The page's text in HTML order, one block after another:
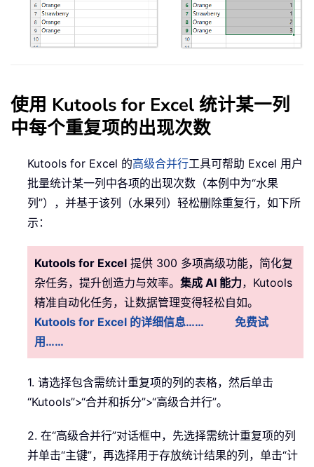
使用 Kutools for Excel 统计某一列
中每个重复项的出现次数
Kutools for Excel 的高级合并行工具可帮助 Excel 用户
批量统计某一列中各项的出现次数（本例中为“水果
列”），并基于该列（水果列）轻松删除重复行，如下所
示：
Kutools for Excel 提供 300 多项高级功能，简化复
杂任务，提升创造力与效率。 集成 AI 能力，Kutools
精准自动化任务，让数据管理变得轻松自如。
Kutools for Excel 的详细信息……
免费试
用……
1. 请选择包含需统计重复项的列的表格，然后单击
“Kutools”>“合并和拆分”>“高级合并行”。
2. 在“高级合并行”对话框中，先选择需统计重复项的列
并单击“主键”，再选择用于存放统计结果的列，单击“计